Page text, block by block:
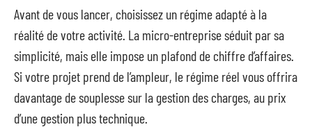
Avant de vous lancer, choisissez un régime adapté à la
réalité de votre activité. La micro-entreprise séduit par sa
simplicité, mais elle impose un plafond de chiffre d’affaires.
Si votre projet prend de l’ampleur, le régime réel vous offrira
davantage de souplesse sur la gestion des charges, au prix
d’une gestion plus technique.